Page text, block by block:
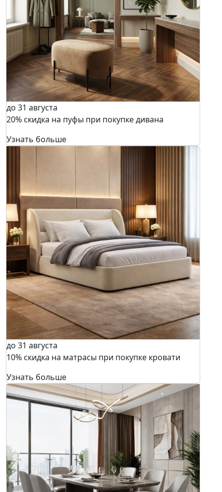
до 31 августа
20% скидка на пуфы при покупке дивана
Узнать больше
до 31 августа
10% скидка на матрасы при покупке кровати
Узнать больше